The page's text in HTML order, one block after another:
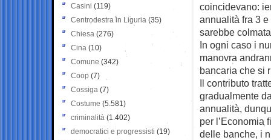
coincidevano:
annualità fra 3
sarebbe
In ogni caso i
manovra
bancaria che si
Il contributo
gradualmente
annualità,
per l’Economia
delle banche, i
Casini (119)
Centrodestra in Liguria (35)
Chiesa (276)
Cina (10)
Comune (342)
Coop (7)
Cossiga (7)
Costume (5.581)
criminalità (1.402)
democratici e progressisti (19)